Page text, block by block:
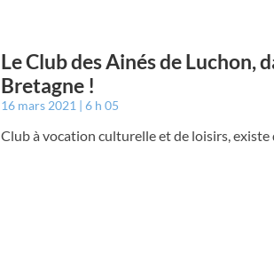
Le Club des Ainés de Luchon,
Bretagne !
16 mars 2021 6 h 05
Club à vocation culturelle et de loisirs, existe